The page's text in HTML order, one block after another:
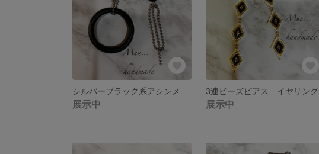
展示中
3連ビーズピアス イヤリング
展示中